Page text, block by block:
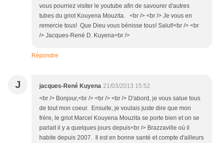
vous pourriez visiter le youtube afin de savourer d'autres
tubes du griot Kouyena Mouzita. <br /> <br /> Je vous en
remercie tous! Que Dieu vous bénisse tous! Salut!<br /> <br
/> Jacques-René D. Kuyena<br />
Répondre
J jacques-René Kuyena 21/03/2013 15:52
<br /> Bonjour,<br /> <br /> <br /> D'abord, je vous salue tous
de tout mon coeur. Ensuite, je voulais juste dire que mon
frère, le griot Marcel Kouyena Mouzita se porte bien et on se
parlait il y a quelques jours depuis<br /> Brazzaville où il
habite depuis 2007. Il est en bonne santé et compte d'ailleurs